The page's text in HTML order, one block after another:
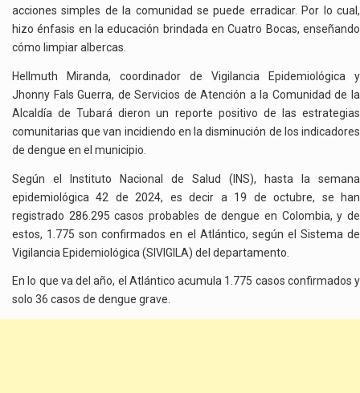
acciones simples de la comunidad se puede erradicar. Por lo cual,
hizo énfasis en la educación brindada en Cuatro Bocas, enseñando
cómo limpiar albercas.
Hellmuth Miranda, coordinador de Vigilancia Epidemiológica y
Jhonny Fals Guerra, de Servicios de Atención a la Comunidad de la
Alcaldía de Tubará dieron un reporte positivo de las estrategias
comunitarias que van incidiendo en la disminución de los indicadores
de dengue en el municipio.
Según el Instituto Nacional de Salud (INS), hasta la semana
epidemiológica 42 de 2024, es decir a 19 de octubre, se han
registrado 286.295 casos probables de dengue en Colombia, y de
estos, 1.775 son confirmados en el Atlántico, según el Sistema de
Vigilancia Epidemiológica (SIVIGILA) del departamento.
En lo que va del año, el Atlántico acumula 1.775 casos confirmados y
solo 36 casos de dengue grave.